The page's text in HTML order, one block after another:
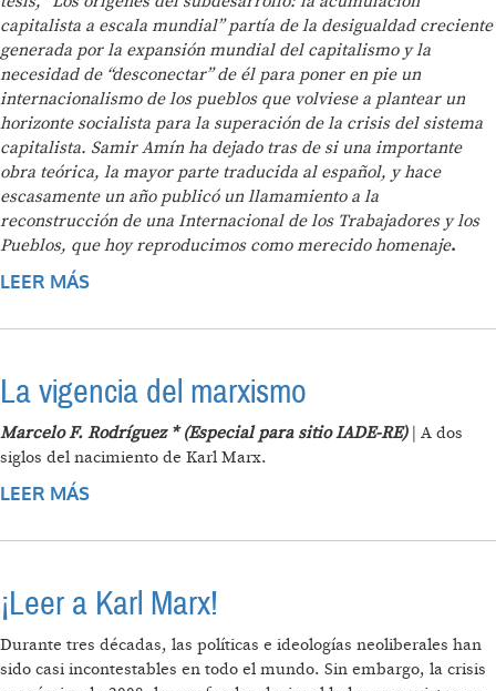
capitalista a escala mundial” partía de la desigualdad creciente
generada por la expansión mundial del capitalismo y la
necesidad de “desconectar” de él para poner en pie un
internacionalismo de los pueblos que volviese a plantear un
horizonte socialista para la superación de la crisis del sistema
capitalista. Samir Amín ha dejado tras de si una importante
obra teórica, la mayor parte traducida al español, y hace
escasamente un año publicó un llamamiento a la
reconstrucción de una Internacional de los Trabajadores y los
Pueblos, que hoy reproducimos como merecido homenaje.
LEER MÁS
DE LOS TRABAJADORES Y DE LOS PUEBLOS
La vigencia del marxismo
Marcelo F. Rodríguez * (Especial para sitio IADE-RE) | A dos
siglos del nacimiento de Karl Marx.
LEER MÁS
¡Leer a Karl Marx!
Durante tres décadas, las políticas e ideologías neoliberales han
sido casi incontestables en todo el mundo. Sin embargo, la crisis